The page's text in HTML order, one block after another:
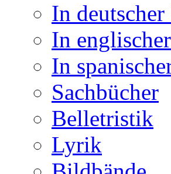
In deutscher
In
In
Sachbücher
Belletristik
Lyrik